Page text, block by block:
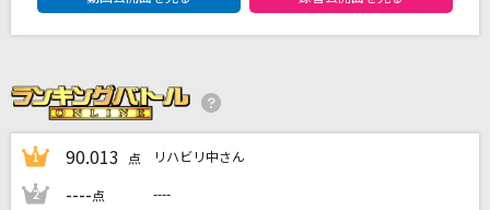
もののけ姫
Beautiful
[生音]雪月花
1 90.013 点 リハビリ中さん
2 ----点 ----